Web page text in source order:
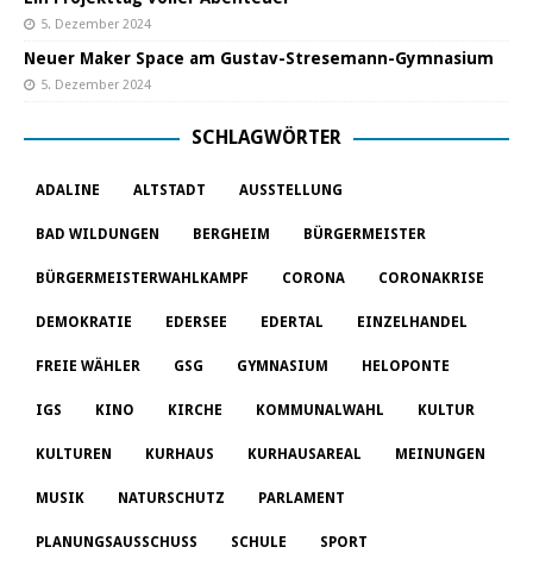
5. Dezember 2024
Neuer Maker Space am Gustav-Stresemann-Gymnasium
5. Dezember 2024
SCHLAGWÖRTER
ADALINE ALTSTADT AUSSTELLUNG
BAD WILDUNGEN BERGHEIM BÜRGERMEISTER
BÜRGERMEISTERWAHLKAMPF CORONA CORONAKRISE
DEMOKRATIE EDERSEE EDERTAL EINZELHANDEL
FREIE WÄHLER GSG GYMNASIUM HELOPONTE
IGS KINO KIRCHE KOMMUNALWAHL KULTUR
KULTUREN KURHAUS KURHAUSAREAL MEINUNGEN
MUSIK NATURSCHUTZ PARLAMENT
PLANUNGSAUSSCHUSS SCHULE SPORT